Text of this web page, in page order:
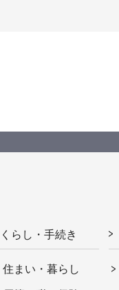
くらし・手続き
住まい・暮らし